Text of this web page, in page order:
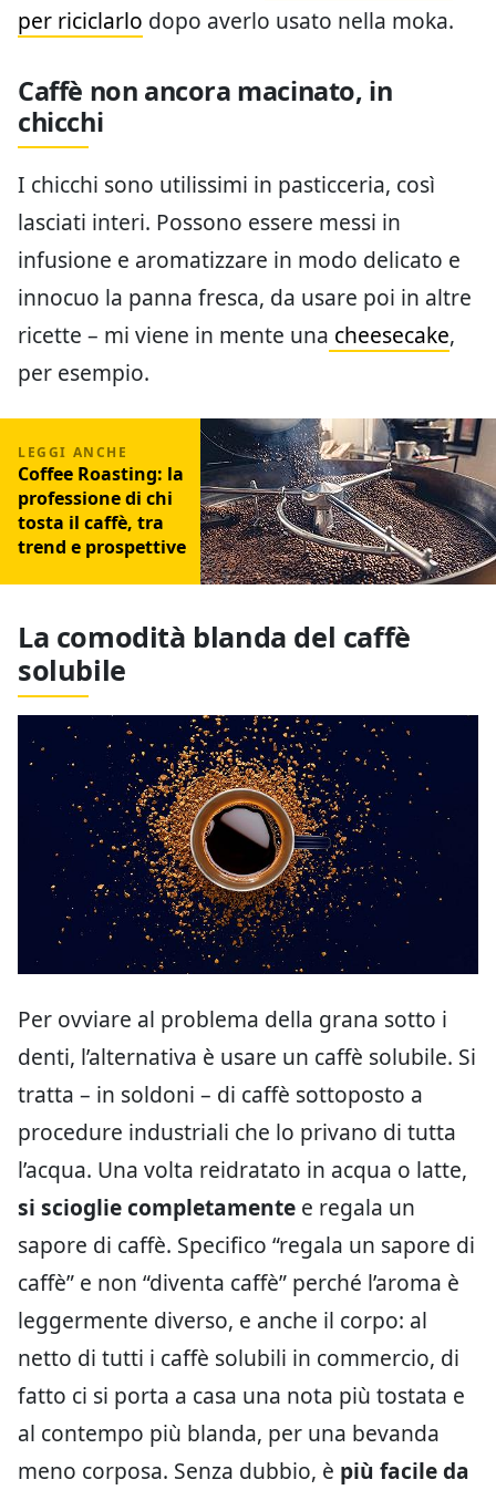
per riciclarlo dopo averlo usato nella moka.
Caffè non ancora macinato, in
chicchi
I chicchi sono utilissimi in pasticceria, così
lasciati interi. Possono essere messi in
infusione e aromatizzare in modo delicato e
innocuo la panna fresca, da usare poi in altre
ricette – mi viene in mente una cheesecake,
per esempio.
Coffee Roasting: la
professione di chi
tosta il caffè, tra
trend e prospettive
La comodità blanda del caffè
solubile
Per ovviare al problema della grana sotto i
denti, l’alternativa è usare un caffè solubile. Si
tratta – in soldoni – di caffè sottoposto a
procedure industriali che lo privano di tutta
l’acqua. Una volta reidratato in acqua o latte,
si scioglie completamente e regala un
sapore di caffè. Specifico “regala un sapore di
caffè” e non “diventa caffè” perché l’aroma è
leggermente diverso, e anche il corpo: al
netto di tutti i caffè solubili in commercio, di
fatto ci si porta a casa una nota più tostata e
al contempo più blanda, per una bevanda
meno corposa. Senza dubbio, è più facile da